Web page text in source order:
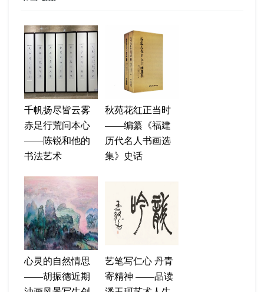
千帆扬尽皆云雾
赤足行荒问本心
——陈锐和他的
书法艺术
秋苑花红正当时
——编纂《福建
历代名人书画选
集》史话
心灵的自然情思
——胡振德近期
艺笔写仁心 丹青
寄精神 ——品读